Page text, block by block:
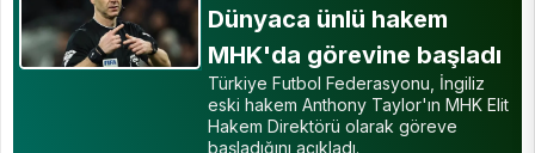
Dünyaca ünlü hakem
MHK'da görevine başladı
Türkiye Futbol Federasyonu, İngiliz
eski hakem Anthony Taylor'ın MHK Elit
Hakem Direktörü olarak göreve
başladığını açıkladı.